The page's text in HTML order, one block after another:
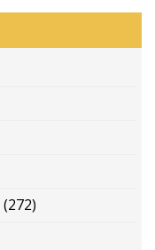
(272)